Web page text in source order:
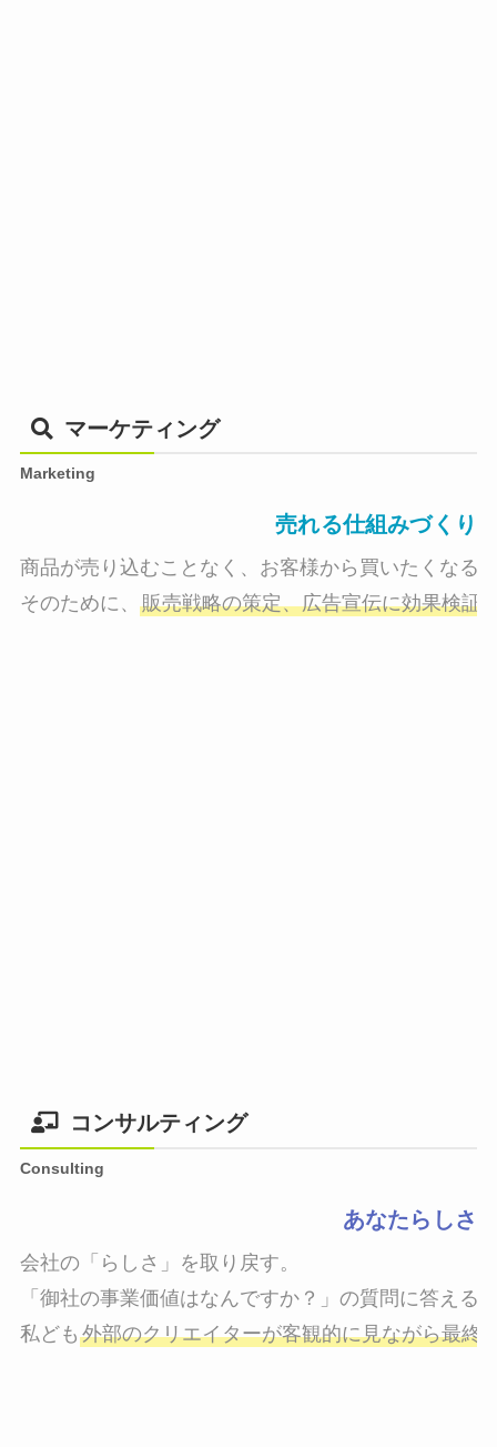
マーケティング
Marketing
売れる仕組みづくり
商品が売り込むことなく、お客様から買いたくなる
そのために、 販売戦略の策定、広告宣伝に効果検証
コンサルティング
Consulting
あなたらしさ
会社の「らしさ」を取り戻す。
「御社の事業価値はなんですか？」の質問に答える
私ども 外部のクリエイターが客観的に見ながら最終